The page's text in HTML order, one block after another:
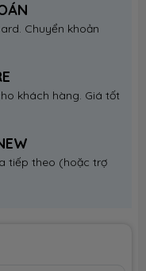
Chuyển khoản
khách hàng. Giá tốt
tiếp theo (hoặc trợ